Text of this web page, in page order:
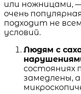
или ножницами,
очень
подходит не
условий.
Людям с
состояниях
замедлены,